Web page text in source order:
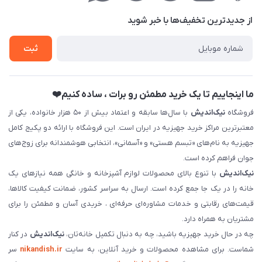
فروش‌اقساطی
از جدید‌ترین تخفیف‌ها با‌ خبر شوید
ثبت
ما اینجاییم تا یک خرید مطمئن رو برات ، ساده کنیم❤️
فروشگاهنیک‌اندیش
با سال‌ها سابقه و اعتماد بیش از ۵۰ هزار خانواده، یکی از
معتبرترین مراکز خرید جهیزیه در ایران است. این فروشگاه با ارائه دو پکیج کامل
جهیزیه به نام‌های «تبسم هستی» و «آسمانی»، انتخابی هوشمندانه برای زوج‌های
جوان فراهم کرده است.
نیک‌اندیش با تنوع بالای محصولات لوازم آشپزخانه و خانگی همه نیازهای یک
خانه را در یک جا جمع کرده است. ارسال به سراسر کشور، ضمانت کیفیت کالاها،
قیمت‌های رقابتی و خدمات مشاوره‌ای حرفه‌ای ، خریدی آسان و مطمئن را برای
مشتریان به همراه دارد.
چه در حال خرید جهیزیه باشید، چه به دنبال تکمیل خانه‌تان،نیک‌اندیش در کنار
شماست. برای مشاهده محصولات و خرید آنلاین، به سایت nikandish.ir سر